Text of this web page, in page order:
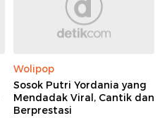
Wolipop
Sosok Putri Yordania yang
Mendadak Viral, Cantik dan
Berprestasi